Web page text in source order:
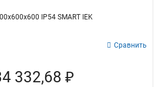
IP54 SMART IEK
Сравнить
332,68 ₽